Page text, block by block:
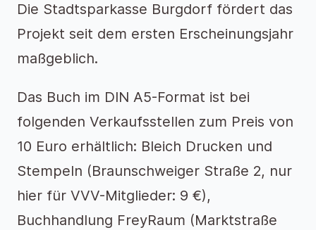
Die Stadtsparkasse Burgdorf fördert das
Projekt seit dem ersten Erscheinungsjahr
maßgeblich.
Das Buch im DIN A5-Format ist bei
folgenden Verkaufsstellen zum Preis von
10 Euro erhältlich: Bleich Drucken und
Stempeln (Braunschweiger Straße 2, nur
hier für VVV-Mitglieder: 9 €),
Buchhandlung FreyRaum (Marktstraße